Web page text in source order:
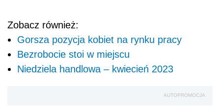
Zobacz również:
Gorsza pozycja kobiet na rynku pracy
Bezrobocie stoi w miejscu
Niedziela handlowa – kwiecień 2023
AUTOPROMOCJA